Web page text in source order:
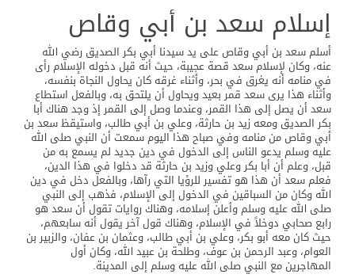
إسلام سعد بن أبي وقاص
أسلم سعد بن أبي وقاص على يد سيدنا أبي بكر الصديق رضي الله
عنه، وكان لإسلام سعد قصة عجيبة، حيث أنه قبل دخوله الإسلام رأى
في منامه أنه يغرق في بحر، وأثناء غرقه كان يحاول النجاة بنفسه،
وأثناء هذا يرى سعد قمر بعيد ويحاول أن يلتحق به، وبالفعل استطاع
سعد أن يصل إلى هذا القمر، وعندما وصل إلى القمر إذ وجد هناك أبا
بكر الصديق ومعه زيد بن حارثة، وعلي بن أبي طالب، واستيقظ سعد بن
أبي وقاص من منامه وفي صباح هذا اليوم سمعت أن النبي صلى الله
عليه وسلم يدعو الناس إلى الدخول في دين جديد لم يسمع به من
قبل، وعلم أن أبا بكر وعلي وزيد بن حارثة قد دخلوا في هذا الدين،
فعلم سعد أن هذا هو تفسير للرؤيا التي رآها، وبالفعل دخل في دين
الله وكان من السباقين في الدخول إلى الإسلام، فذهب إلى النبي
صلى الله عليه وسلم وأعلن إسلامه، وهناك روايات تقول أن سعد هو
رابع صحابي دوخلاً في الإسلام، وهناك قول آخر يقول أنه سابعهم،
حيث كان معه أبو بكر، وعلي بن أبي طالب، وعثمان بن عفان، والزبير بن
العوام، وعبد الرحمن بن عوف، وطلحة بن عبيد الله، وكان أول
المهاجرين مع النبي صلى الله عليه وسلم إلى المدينة.